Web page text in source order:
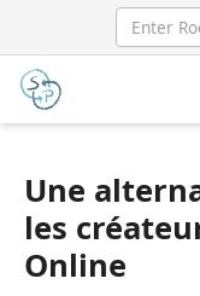
Une
les
Online